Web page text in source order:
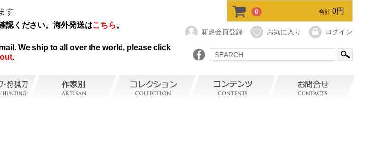
0 合計 0円
新規会員登録 お気に入り ログイン
す
認ください。海外発送はこちら。
We ship to all over the world, please click
.